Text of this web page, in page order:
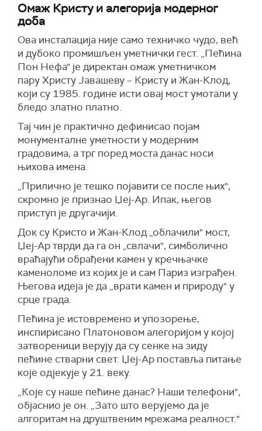
Омаж Кристу и алегорија модерног
доба
Ова инсталација није само техничко чудо, већ
и дубоко промишљен уметнички гест. „Пећина
Пон Нефа" је директан омаж уметничком
пару Христу Јавашеву – Кристу и Жан-Клод,
који су 1985. године исти овај мост умотали у
бледо златно платно.
Тај чин је практично дефинисао појам
монументалне уметности у модерним
градовима, а трг поред моста данас носи
њихова имена.
„Прилично је тешко појавити се после њих",
скромно је признао Џеј-Ар. Ипак, његов
приступ је другачији.
Док су Кристо и Жан-Клод „облачили" мост,
Џеј-Ар тврди да га он „свлачи", симболично
враћајући обрађени камен у кречњачке
каменоломе из којих је и сам Париз изграђен.
Његова идеја је да „врати камен и природу" у
срце града.
Пећина је истовремено и упозорење,
инспирисано Платоновом алегоријом у којој
затвореници верују да су сенке на зиду
пећине стварни свет. Џеј-Ар поставља питање
које одјекује у 21. веку.
„Које су наше пећине данас? Наши телефони",
објаснио је он. „Зато што верујемо да је
алгоритам на друштвеним мрежама реалност."